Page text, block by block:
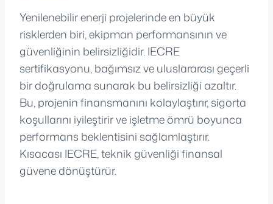
Yenilenebilir enerji projelerinde en büyük
risklerden biri, ekipman performansının ve
güvenliğinin belirsizliğidir. IECRE
sertifikasyonu, bağımsız ve uluslararası geçerli
bir doğrulama sunarak bu belirsizliği azaltır.
Bu, projenin finansmanını kolaylaştırır, sigorta
koşullarını iyileştirir ve işletme ömrü boyunca
performans beklentisini sağlamlaştırır.
Kısacası IECRE, teknik güvenliği finansal
güvene dönüştürür.